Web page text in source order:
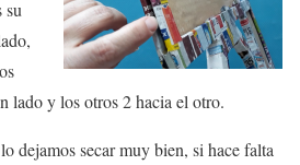
su
lado y los otros 2 hacia el otro.
dejamos secar muy bien, si hace falta